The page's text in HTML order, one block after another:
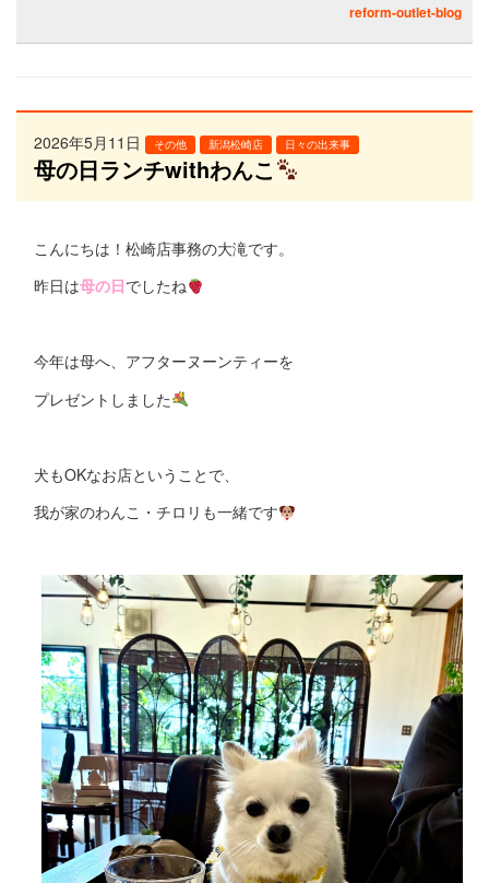
reform-outlet-blog
2026年5月11日 その他 新潟松崎店 日々の出来事
母の日ランチwithわんこ
こんにちは！松崎店事務の大滝です。
昨日は母の日でしたね
今年は母へ、アフターヌーンティーを
プレゼントしました
犬もOKなお店ということで、
我が家のわんこ・チロリも一緒です